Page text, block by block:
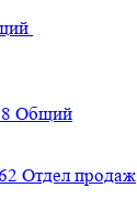
Общий
Отдел продаж